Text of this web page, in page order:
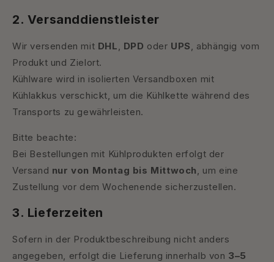
2. Versanddienstleister
Wir versenden mit DHL DPD oder UPS
, abhängig vom
Produkt und Zielort.
Kühlware wird in isolierten Versandboxen mit
Kühlakkus verschickt, um die Kühlkette während des
Transports zu gewährleisten.
Bitte beachte:
Bei Bestellungen mit Kühlprodukten erfolgt der
Versand nur von Montag bis Mittwoch
, um eine
Zustellung vor dem Wochenende sicherzustellen.
3. Lieferzeiten
Sofern in der Produktbeschreibung nicht anders
angegeben, erfolgt die Lieferung innerhalb von 3–5